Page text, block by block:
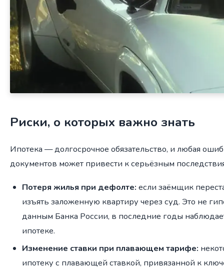
Риски, о которых важно знать
Ипотека — долгосрочное обязательство, и любая
документов может привести к серьёзным
Потеря жилья при дефолте: если заёмщик
изъять заложенную квартиру через суд. Это не
данным Банка России, в последние годы
ипотеке.
Изменение ставки при плавающем тарифе:
ипотеку с плавающей ставкой, привязанной к